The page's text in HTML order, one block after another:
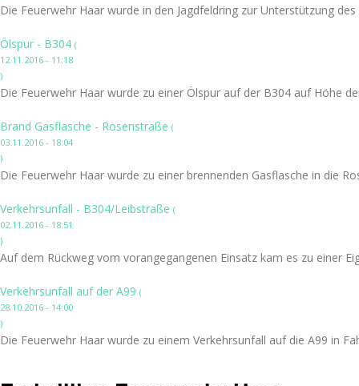
Die Feuerwehr Haar wurde in den Jagdfeldring zur Unterstützung
Ölspur - B304 (
12.11.2016 - 11:18
)
Die Feuerwehr Haar wurde zu einer Ölspur auf der B304 auf Höhe
Brand Gasflasche - Rosenstraße (
03.11.2016 - 18:04
)
Die Feuerwehr Haar wurde zu einer brennenden Gasflasche in die
Verkehrsunfall - B304/Leibstraße (
02.11.2016 - 18:51
)
Auf dem Rückweg vom vorangegangenen Einsatz kam es zu einer
Verkehrsunfall auf der A99 (
28.10.2016 - 14:00
)
Die Feuerwehr Haar wurde zu einem Verkehrsunfall auf die A99 in